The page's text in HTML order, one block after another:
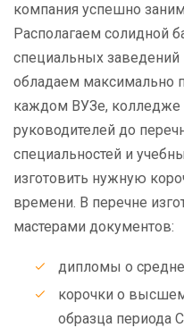
компания успешно
Располагаем солидной
специальных
обладаем максимально
каждом ВУЗе, колледже
руководителей до
специальностей и
изготовить нужную
времени. В перечне
мастерами документов:
дипломы о
корочки о высшем
образца периода